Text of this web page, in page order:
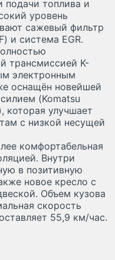
подачи топлива и
уровень
сажевый фильтр
и система EGR.
трансмиссией K-
электронным
оснащён новейшей
(Komatsu
которая улучшает
с низкой несущей
комфортабельная
Внутри
в позитивную
новое кресло с
Объем кузова
скорость
55,9 км/час.